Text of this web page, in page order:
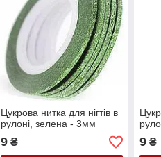
Цукрова нитка для нігтів в
рулоні, зелена - 3мм
9₴ 9 ₴